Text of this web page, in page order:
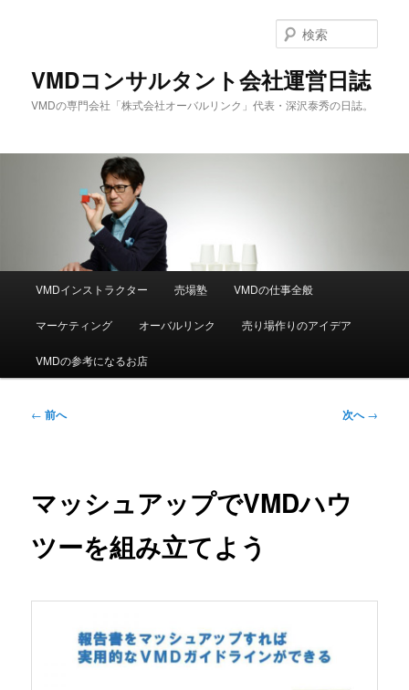
VMDコンサルタント会社運営日誌
VMDの専門会社「株式会社オーバルリンク」代表・深沢泰秀の日誌。
索
ュ
VMDインストラクター 売場塾 VMDの仕事全般
マーケティング オーバルリンク 売り場作りのアイデア
VMDの参考になるお店
投
ー
ョ
ン
← 前へ 次へ→
マッシュアップでVMDハウ
ツーを組み立てよう